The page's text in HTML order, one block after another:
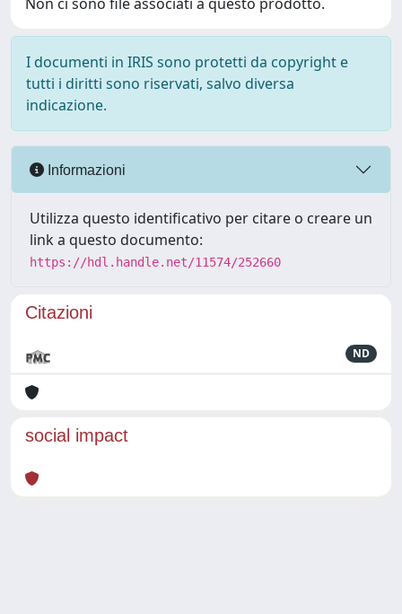
I documenti in IRIS sono protetti da copyright e
tutti i diritti sono riservati, salvo diversa
indicazione.
Informazioni
Utilizza questo identificativo per citare o creare un
link a questo documento:
https://hdl.handle.net/11574/252660
Citazioni
ND
social impact